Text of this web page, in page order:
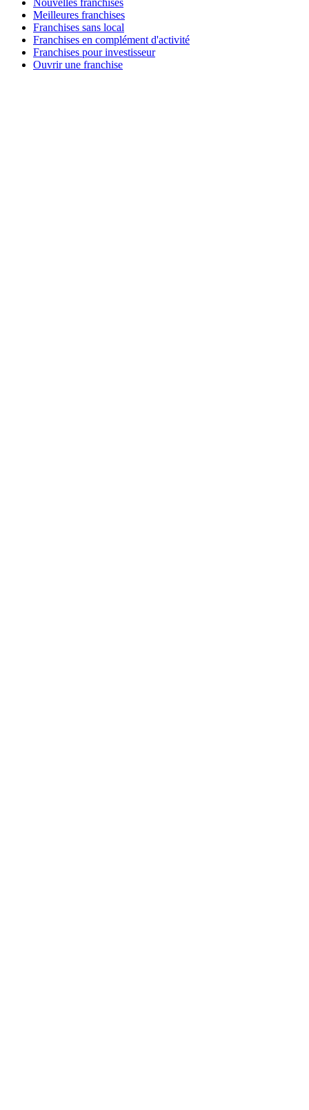
Nouvelles franchises
Meilleures franchises
Franchises sans local
Franchises en complément d'activité
Franchises pour investisseur
Ouvrir une franchise